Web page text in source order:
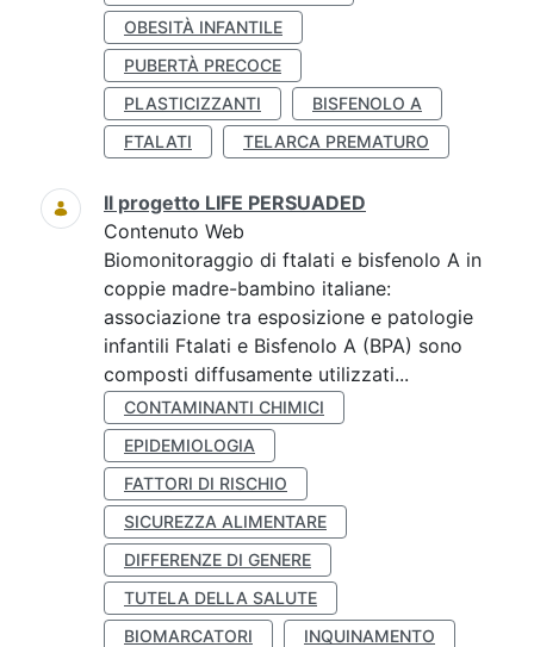
OBESITÀ INFANTILE
PUBERTÀ PRECOCE
PLASTICIZZANTI
BISFENOLO A
FTALATI
TELARCA PREMATURO
Il progetto LIFE PERSUADED
Contenuto Web
Biomonitoraggio di ftalati e bisfenolo A in
coppie madre-bambino italiane:
associazione tra esposizione e patologie
infantili Ftalati e Bisfenolo A (BPA) sono
composti diffusamente utilizzati...
CONTAMINANTI CHIMICI
EPIDEMIOLOGIA
FATTORI DI RISCHIO
SICUREZZA ALIMENTARE
DIFFERENZE DI GENERE
TUTELA DELLA SALUTE
BIOMARCATORI
INQUINAMENTO